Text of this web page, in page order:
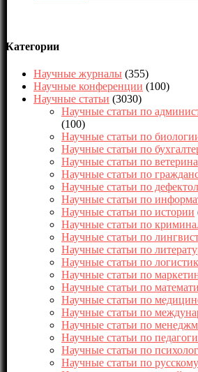
Категории
Научные журналы (355)
Научные конференции (100)
Научные статьи (3030)
Научные статьи по
(100)
Научные статьи по
Научные статьи по
Научные статьи по
Научные статьи по
Научные статьи по
Научные статьи по
Научные статьи по истории
Научные статьи по
Научные статьи по
Научные статьи по
Научные статьи по
Научные статьи по
Научные статьи по
Научные статьи по
Научные статьи по
Научные статьи по
Научные статьи по
Научные статьи по
Научные статьи по